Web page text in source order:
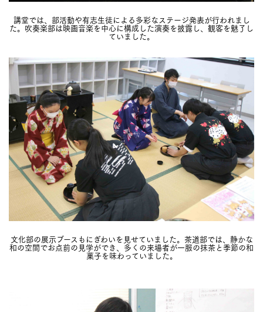
講堂では、部活動や有志生徒による多彩なステージ発表が行われまし
た。吹奏楽部は映画音楽を中心に構成した演奏を披露し、観客を魅了し
ていました。
文化部の展示ブースもにぎわいを見せていました。茶道部では、静かな
和の空間でお点前の見学ができ、多くの来場者が一服の抹茶と季節の和
菓子を味わっていました。